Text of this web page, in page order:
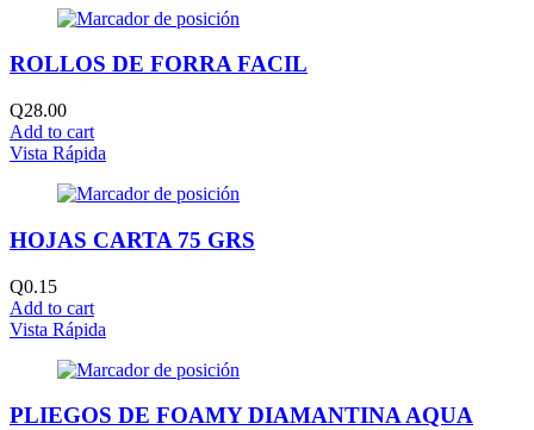
ROLLOS DE FORRA FACIL
Q28.00
Add to cart
Vista Rápida
HOJAS CARTA 75 GRS
Q0.15
Add to cart
Vista Rápida
PLIEGOS DE FOAMY DIAMANTINA AQUA